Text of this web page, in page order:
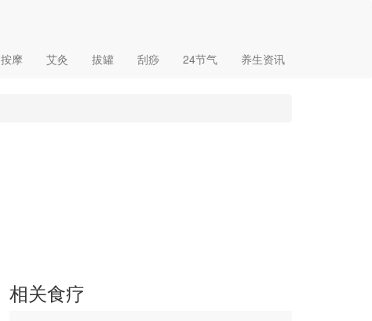
按摩 艾灸 拔罐 刮痧 24节气 养生资讯
相关食疗